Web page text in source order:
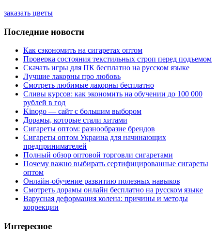
заказать цветы
Последние новости
Как сэкономить на сигаретах оптом
Проверка состояния текстильных строп перед подъемом
Скачать игры для ПК бесплатно на русском языке
Лучшие лакорны про любовь
Смотреть любимые лакорны бесплатно
Сливы курсов: как экономить на обучении до 100 000
рублей в год
Kinogo — сайт с большим выбором
Дорамы, которые стали хитами
Сигареты оптом: разнообразие брендов
Сигареты оптом Украина для начинающих
предпринимателей
Полный обзор оптовой торговли сигаретами
Почему важно выбирать сертифицированные сигареты
оптом
Онлайн-обучение развитию полезных навыков
Смотреть дорамы онлайн бесплатно на русском языке
Варусная деформация колена: причины и методы
коррекции
Интересное